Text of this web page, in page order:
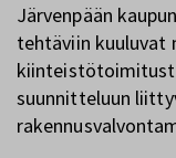
Järvenpään
tehtäviin kuuluvat
suunnitteluun